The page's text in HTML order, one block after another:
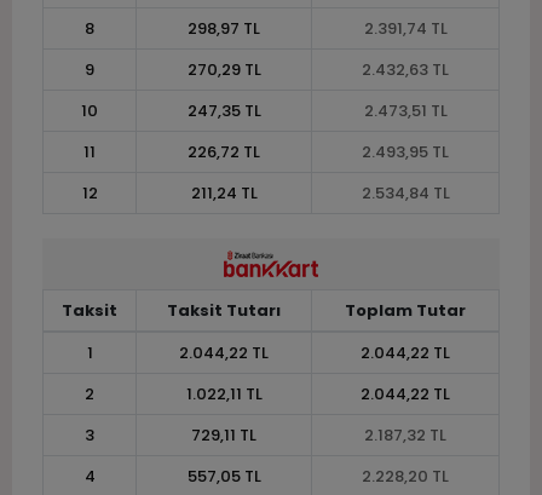
8
298,97 TL
2.391,74 TL
9
270,29 TL
2.432,63 TL
10
247,35 TL
2.473,51 TL
11
226,72 TL
2.493,95 TL
12
211,24 TL 2.534,84 TL
Taksit Taksit Tutarı
Toplam Tutar
1
2.044,22 TL
2.044,22 TL
2
1.022,11 TL
2.044,22 TL
3
729,11 TL
2.187,32 TL
4
557,05 TL
2.228,20 TL